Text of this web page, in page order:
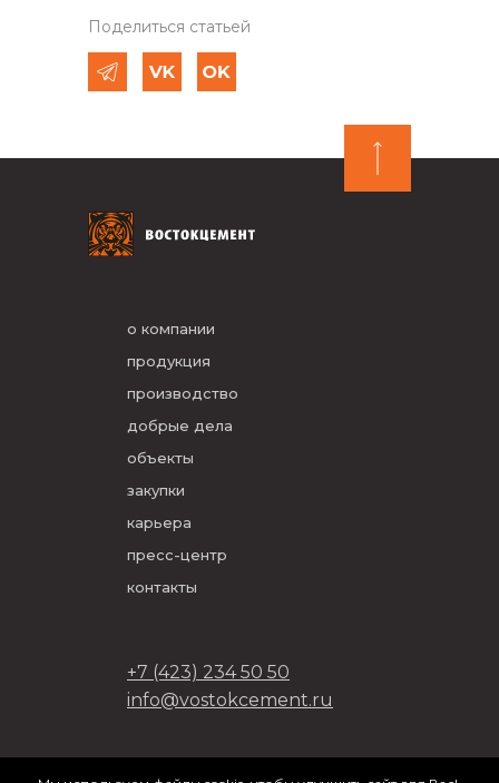
Поделиться статьей
о компании
продукция
производство
добрые дела
объекты
закупки
карьера
пресс-центр
контакты
+7 (423) 234 50 50
info@vostokcement.ru